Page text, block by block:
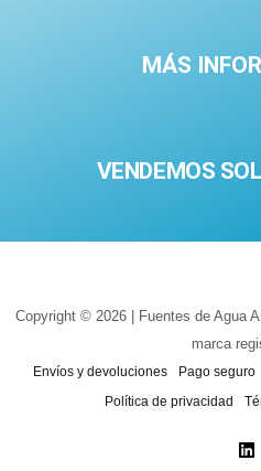
MÁS
VENDEMOS
Copyright © 2026 | Fuentes de Agua
marca
Envíos y devoluciones Pago seguro
Política de privacidad